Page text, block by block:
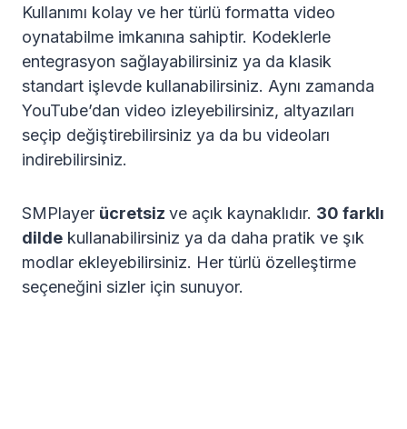
Kullanımı kolay ve her türlü formatta video
oynatabilme imkanına sahiptir. Kodeklerle
entegrasyon sağlayabilirsiniz ya da klasik
standart işlevde kullanabilirsiniz. Aynı zamanda
YouTube’dan video izleyebilirsiniz, altyazıları
seçip değiştirebilirsiniz ya da bu videoları
indirebilirsiniz.
SMPlayer ücretsiz ve açık kaynaklıdır. 30 farklı
dilde kullanabilirsiniz ya da daha pratik ve şık
modlar ekleyebilirsiniz. Her türlü özelleştirme
seçeneğini sizler için sunuyor.